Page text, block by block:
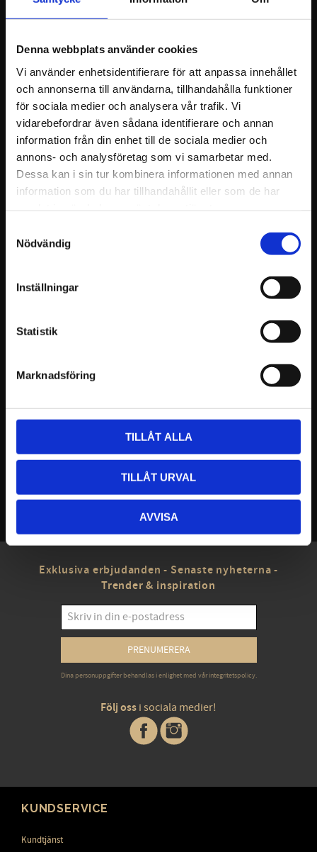
Denna webbplats använder cookies
Vi använder enhetsidentifierare för att anpassa innehållet
och annonserna till användarna, tillhandahålla funktioner
för sociala medier och analysera vår trafik. Vi
vidarebefordrar även sådana identifierare och annan
information från din enhet till de sociala medier och
annons- och analysföretag som vi samarbetar med.
Dessa kan i sin tur kombinera informationen med annan
information som du har tillhandahållit eller som de har
Nödvändig
Inställningar
Statistik
Marknadsföring
TILLÅT ALLA
TILLÅT URVAL
AVVISA
Steven Beanie 16"
Extra Lång
Halvrund Fil
Extra lång halvrund fil till järn.
338KR
INFO
Swiss Istor Grinder
Duplex Skärpstål
Kvalitetsbryne som kan användas
för alla ändamål. När endast det
bästa är bra nog.
480KR
KÖP
Swiss Istor
Professional
KÖP
Swiss Istor
Standard
Kvalitets bryne/skärpstål för de
KÖP
Exklusiva erbjudanden - Senaste nyheterna -
Trender & inspiration
PRENUMERERA
Dina personuppgifter behandlas i enlighet med vårintegritetspolicy.
Följ oss i sociala medier!
KUNDSERVICE
Kundtjänst